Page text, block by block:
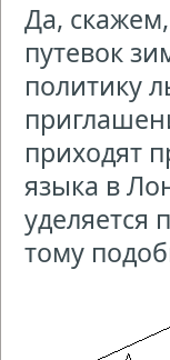
Да,
путевок
политику
приходят
языка в
уделяется
тому